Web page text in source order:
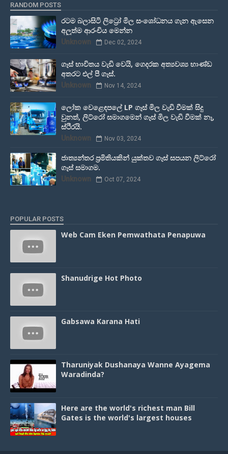
RANDOM POSTS
රටම බලාසිටි ලිට්‍රෝ මිල සංශෝධනය ගැන ඇසෙන
අලුත්ම ආරංචිය මෙන්න
Unknown Dec 02, 2024
ගෑස් භාවිතය වැඩි වෙයි, ගෙදරක අත්‍යවශ්‍ය භාණ්ඩ
අතරට එල් පී ගෑස්.
Unknown Nov 14, 2024
ලෝක වෙළෙඳපලේ LP ගෑස් මිල වැඩි වීමක් සිදු
වුනත්, ලිට්රෝ සමාගමෙන් ගෑස් මිල වැඩි වීමක් නෑ,
ස්ථිරයි.
Unknown Nov 03, 2024
ජාත්‍යන්තර ප්‍රමිතියකින් යුක්තව ගෑස් සපයන ලිට්රෝ
ගෑස් සමාගම.
Unknown Oct 07, 2024
POPULAR POSTS
Web Cam Eken Pemwathata Penapuwa
Shanudrige Hot Photo
Gabsawa Karana Hati
Tharuniyak Dushanaya Wanne Ayagema
Waradinda?
Here are the world's richest man Bill
Gates is the world's largest houses